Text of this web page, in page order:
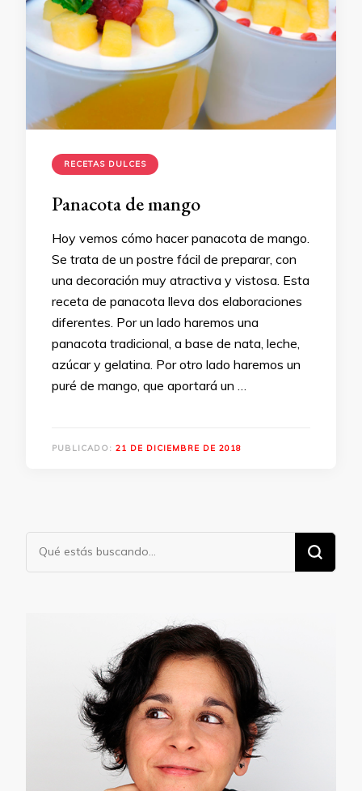
RECETAS DULCES
Panacota de mango
Hoy vemos cómo hacer panacota de mango.
Se trata de un postre fácil de preparar, con
una decoración muy atractiva y vistosa. Esta
receta de panacota lleva dos elaboraciones
diferentes. Por un lado haremos una
panacota tradicional, a base de nata, leche,
azúcar y gelatina. Por otro lado haremos un
puré de mango, que aportará un …
PUBLICADO: 21 DE DICIEMBRE DE 2018
¿Buscas
algo?